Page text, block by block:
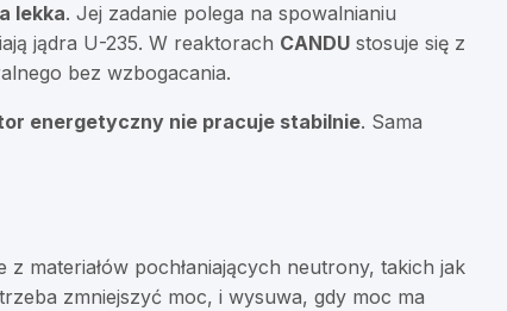
lekka. Jej zadanie polega na spowalnianiu
jądra U-235. W reaktorach CANDU stosuje się z
bez wzbogacania.
energetyczny nie pracuje stabilnie. Sama
z materiałów pochłaniających neutrony, takich jak
zmniejszyć moc, i wysuwa, gdy moc ma